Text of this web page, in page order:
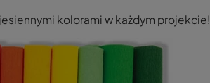
kolorami w każdym projekcie!